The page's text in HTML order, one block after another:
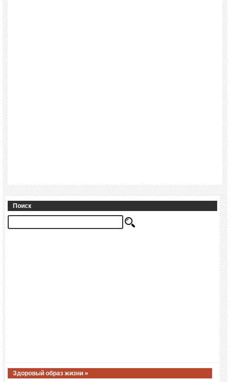
Поиск
Здоровый образ жизни »